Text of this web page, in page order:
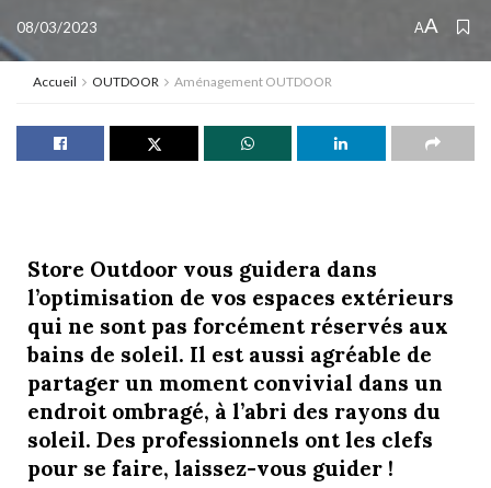
08/03/2023 AA
Accueil OUTDOOR Aménagement OUTDOOR
Store Outdoor vous guidera dans
l’optimisation de vos espaces extérieurs
qui ne sont pas forcément réservés aux
bains de soleil. Il est aussi agréable de
partager un moment convivial dans un
endroit ombragé, à l’abri des rayons du
soleil. Des professionnels ont les clefs
pour se faire, laissez-vous guider !